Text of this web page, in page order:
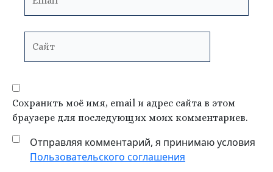
Сохранить моё имя, email и адрес сайта в этом
браузере для последующих моих комментариев.
Отправляя комментарий, я принимаю условия
Пользовательского соглашения